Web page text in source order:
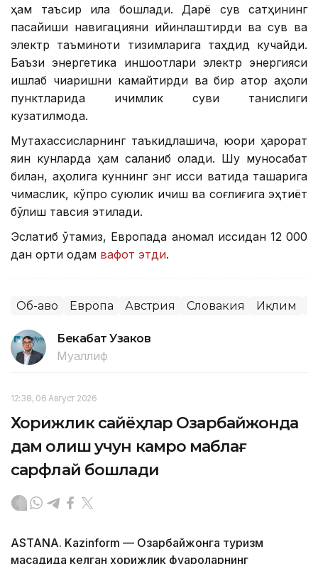
ҳам таъсир қила бошлади. Дарё сув сатҳининг
пасайиши навигацияни қийинлаштирди ва сув ва
электр таъминоти тизимларига таҳдид кучайди.
Баъзи энергетика иншоотлари электр энергияси
ишлаб чиқаришни камайтирди ва бир қатор аҳоли
пунктларида ичимлик суви танқислиги
кузатилмоқда.
Мутахассисларнинг таъкидлашича, юқори ҳарорат
яқин кунларда ҳам сақланиб қолади. Шу муносабат
билан, аҳолига куннинг энг иссиқ вақтида ташқарига
чиқмаслик, кўпроқ суюқлик ичиш ва соғлиғига эҳтиёт
бўлиш тавсия этилади.
Эслатиб ўтамиз, Европада аномал иссиқдан 12 000
дан ортиқ одам вафот этди.
Об-ҳаво Европа Австрия Словакия Иқлим
Бекабат Узаков
Муаллиф
12:38, 06 Август 2026
Хорижлик сайёҳлар Озарбайжонда
дам олиш учун камроқ маблағ
сарфлай бошлади
ASTANA. Kazinform — Озарбайжонга туризм
мақсадида келган хорижлик фуқароларнинг